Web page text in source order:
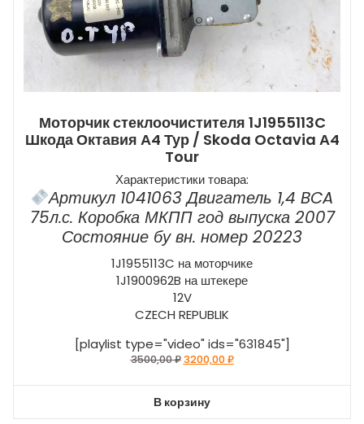
Моторчик стеклоочистителя 1J1955113C
Шкода Октавия А4 Тур / Skoda Octavia А4
Tour
Характеристики товара:
Артикул 1041063 Двигатель 1,4 BCA
75л.с. Коробка МКПП год выпуска 2007
Состояние бу вн. номер 20223
1J1955113C на моторчике
1J1900962B на штекере
12V
CZECH REPUBLIK
[playlist type="video" ids="631845"]
3500,00₽ Первоначальная
3500,00 ₽.
3200,00₽Текущая
В корзину